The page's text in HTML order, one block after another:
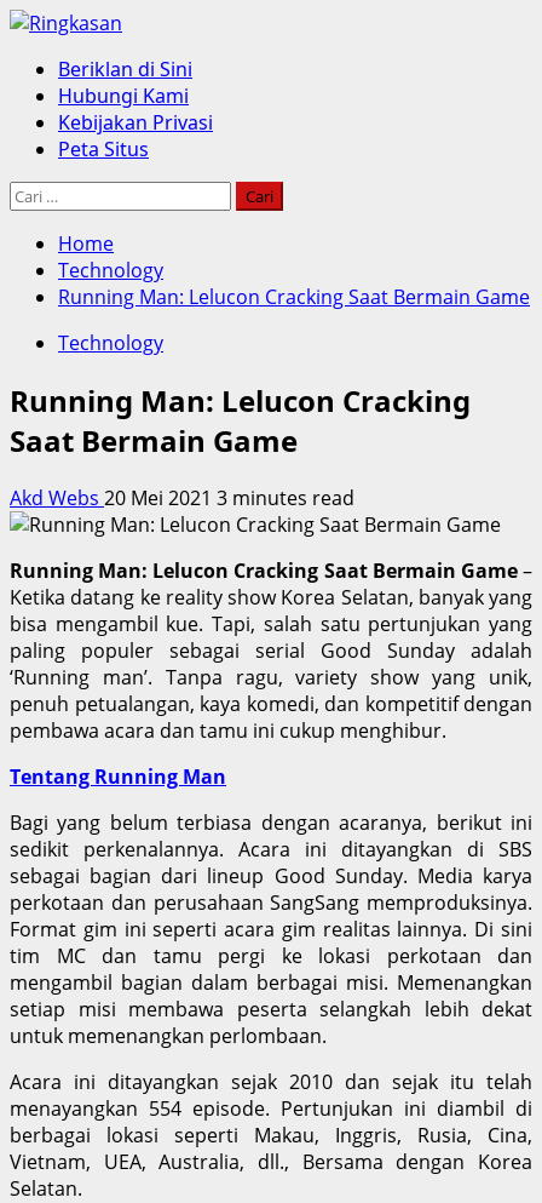
Skip
content
Primary
Menu
Beriklan di Sini
Hubungi Kami
Kebijakan Privasi
Peta Situs
Cari
Home
Technology
Running Man: Lelucon Cracking Saat Bermain Game
Technology
Running Man: Lelucon Cracking
Saat Bermain Game
Akd Webs 20 Mei 2021 3 minutes read
Running Man: Lelucon Cracking Saat Bermain Game–
Ketika datang ke reality show Korea Selatan, banyak yang
bisa mengambil kue. Tapi, salah satu pertunjukan yang
paling populer sebagai serial Good Sunday adalah
‘Running man’. Tanpa ragu, variety show yang unik,
penuh petualangan, kaya komedi, dan kompetitif dengan
pembawa acara dan tamu ini cukup menghibur.
Tentang Running Man
Bagi yang belum terbiasa dengan acaranya, berikut ini
sedikit perkenalannya. Acara ini ditayangkan di SBS
sebagai bagian dari lineup Good Sunday. Media karya
perkotaan dan perusahaan SangSang memproduksinya.
Format gim ini seperti acara gim realitas lainnya. Di sini
tim MC dan tamu pergi ke lokasi perkotaan dan
mengambil bagian dalam berbagai misi. Memenangkan
setiap misi membawa peserta selangkah lebih dekat
untuk memenangkan perlombaan.
Acara ini ditayangkan sejak 2010 dan sejak itu telah
menayangkan 554 episode. Pertunjukan ini diambil di
berbagai lokasi seperti Makau, Inggris, Rusia, Cina,
Vietnam, UEA, Australia, dll., Bersama dengan Korea
Selatan.